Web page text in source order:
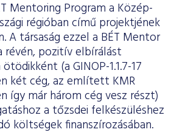
Mentoring Program a Közép-
régióban című projektjének
A társaság ezzel a BÉT Mentor
révén, pozitív elbírálást
(a GINOP-1.1.7-17
két cég, az említett KMR
így már három cég vesz részt)
a tőzsdei felkészüléshez
költségek finanszírozásában.